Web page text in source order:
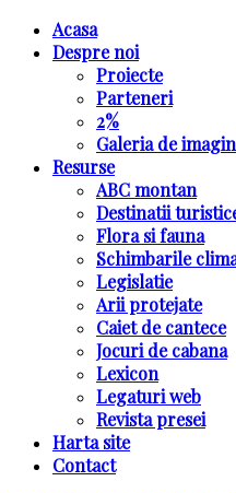
Acasa
Despre noi
Proiecte
Parteneri
2%
Galeria de
Resurse
ABC montan
Destinatii
Flora si fauna
Schimbarile
Legislatie
Arii protejate
Caiet de cantece
Jocuri de cabana
Lexicon
Legaturi web
Revista presei
Harta site
Contact